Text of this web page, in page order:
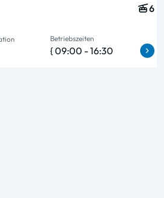
6
Betriebszeiten
{ 09:00 - 16:30